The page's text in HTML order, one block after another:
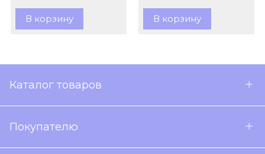
В корзину В корзину
Каталог товаров
Покупателю